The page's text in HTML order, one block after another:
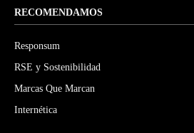
RECOMENDAMOS
Responsum
RSE y Sostenibilidad
Marcas Que Marcan
Internética